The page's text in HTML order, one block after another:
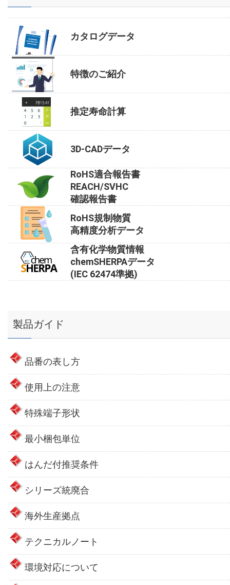
カタログデータ
特徴のご紹介
推定寿命計算
3D-CADデータ
RoHS適合報告書
REACH/SVHC
確認報告書
RoHS規制物質
高精度分析データ
含有化学物質情報
chemSHERPAデータ
(IEC 62474準拠)
製品ガイド
品番の表し方
使用上の注意
特殊端子形状
最小梱包単位
はんだ付推奨条件
シリーズ統廃合
海外生産拠点
テクニカルノート
環境対応について